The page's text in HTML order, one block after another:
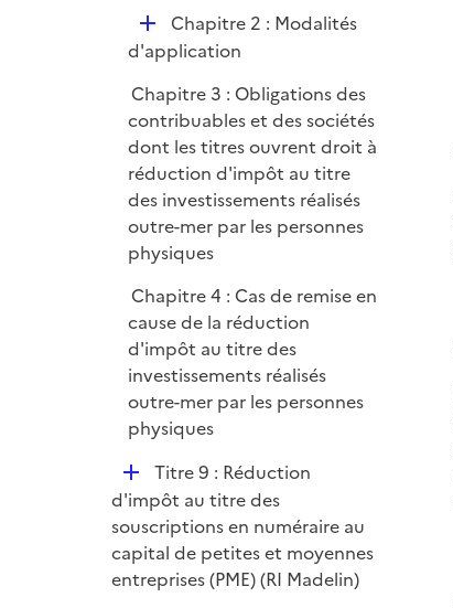
e
r
D
é
l
i
e
r
Chapitre 2 : Modalités
d'application
Chapitre 3 : Obligations des
contribuables et des sociétés
dont les titres ouvrent droit à
réduction d'impôt au titre
des investissements réalisés
outre-mer par les personnes
physiques
Chapitre 4 : Cas de remise en
cause de la réduction
d'impôt au titre des
investissements réalisés
outre-mer par les personnes
physiques
D
é
p
l
i
Titre 9 : Réduction
d'impôt au titre des
souscriptions en numéraire au
capital de petites et moyennes
entreprises (PME) (RI Madelin)